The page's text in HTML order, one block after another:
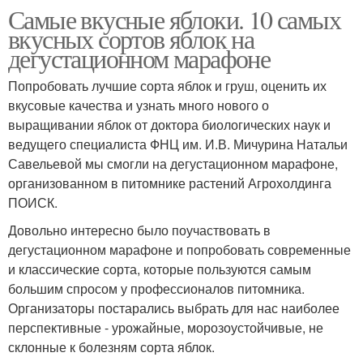
Самые вкусные яблоки. 10 самых
вкусных сортов яблок на
дегустационном марафоне
Попробовать лучшие сорта яблок и груш, оценить их
вкусовые качества и узнать много нового о
выращивании яблок от доктора биологических наук и
ведущего специалиста ФНЦ им. И.В. Мичурина Натальи
Савельевой мы смогли на дегустационном марафоне,
организованном в питомнике растений Агрохолдинга
ПОИСК.
Довольно интересно было поучаствовать в
дегустационном марафоне и попробовать современные
и классические сорта, которые пользуются самым
большим спросом у профессионалов питомника.
Организаторы постарались выбрать для нас наиболее
перспективные - урожайные, морозоустойчивые, не
склонные к болезням сорта яблок.